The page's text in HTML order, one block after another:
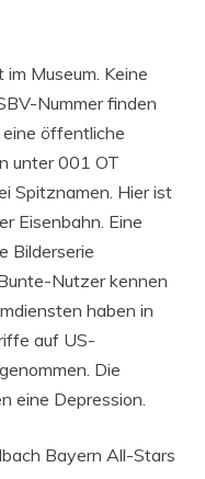
Museum. Keine
Nummer finden
öffentliche
unter 001 OT
Spitznamen. Hier ist
Eisenbahn. Eine
Bilderserie
Nutzer kennen
haben in
auf US-
Die
eine Depression.
Bayern All-Stars